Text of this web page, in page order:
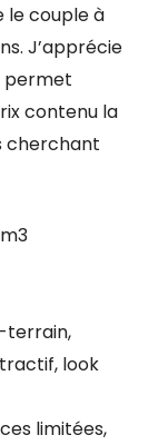
le couple à
J’apprécie
permet
contenu la
cherchant
terrain,
look
limitées,